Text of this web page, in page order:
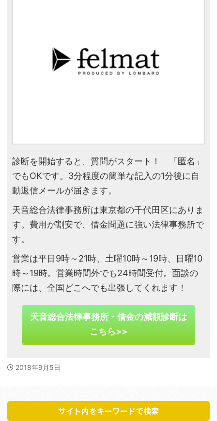
診断を開始すると、質問がスタート！ 「匿名」
でもOKです。3分程度の簡単な記入の1分後に自
動返信メールが届きます。
天音総合法律事務所は東京都の千代田区にありま
す。費用が割安で、借金問題に強い法律事務所で
す。
営業は平日9時～21時、土曜10時～19時、日曜10
時～19時。営業時間外でも24時間受付。面談の
際には、全国どこへでも出張してくれます！
天音総合法律事務所・借金の減額診断は
こちら>>
2018年9月5日
サイト内をキーワードで検索